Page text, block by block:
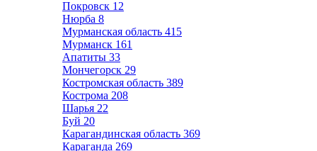
Покровск 12
Нюрба 8
Мурманская область 415
Мурманск 161
Апатиты 33
Мончегорск 29
Костромская область 389
Кострома 208
Шарья 22
Буй 20
Карагандинская область 369
Караганда 269